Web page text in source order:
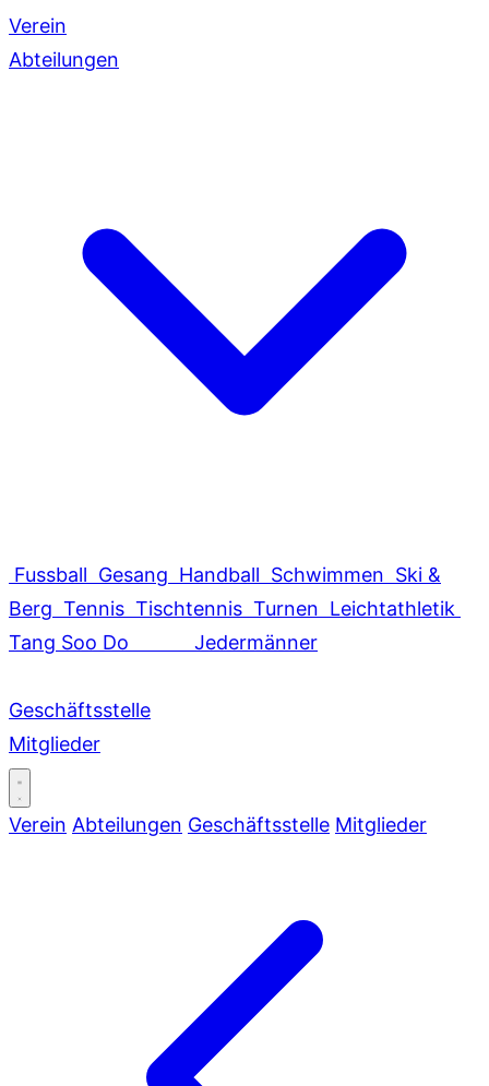
Verein
Abteilungen
Fussball Gesang Handball Schwimmen Ski &
Berg Tennis Tischtennis Turnen Leichtathletik
Tang Soo Do
Jedermänner
Geschäftsstelle
Mitglieder
Verein Abteilungen Geschäftsstelle Mitglieder